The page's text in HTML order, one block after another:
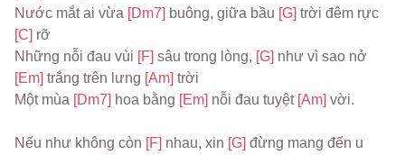
Nước mắt ai vừa [Dm7] buông, giữa bầu [G]
[C] rỡ
Những nỗi đau vùi [F] sâu trong lòng, [G]
[Em] trắng trên lưng [Am] trời
Một mùa [Dm7] hoa bằng [Em] nỗi đau tuyệt [Am] vời.
Nếu như không còn [F] nhau, xin [G]